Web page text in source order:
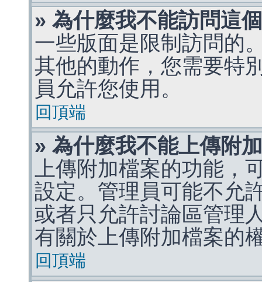
» 為什麼我不能訪問這
一些版面是限制訪問的
其他的動作，您需要特
員允許您使用。
回頂端
» 為什麼我不能上傳附
上傳附加檔案的功能，
設定。管理員可能不允
或者只允許討論區管理
有關於上傳附加檔案的
回頂端